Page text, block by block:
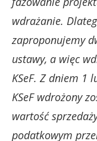
wdrażanie.
zaproponujemy
ustawy, a więc
KSeF. Z dniem 1
KSeF wdrożony
wartość
podatkowym